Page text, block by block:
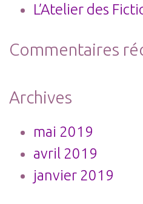
L’Atelier des
Commentaires
Archives
mai 2019
avril 2019
janvier 2019